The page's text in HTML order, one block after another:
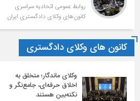
روابط عمومی اتحادیه سراسری
کانون‌های وکلای دادگستری ایران
کانون های وکلای دادگستری
وکلای ماندگار؛ متخلق به
اخلاق حرفه‌ای، جامع‌نگر و
نکته‌بین هستند